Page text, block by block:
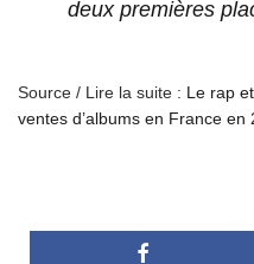
deux premières
Source / Lire la suite : Le rap
ventes d’albums en France en